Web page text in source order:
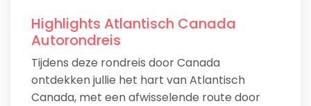
Highlights Atlantisch Canada
Autorondreis
Tijdens deze rondreis door Canada
ontdekken jullie het hart van Atlantisch
Canada, met een afwisselende route door